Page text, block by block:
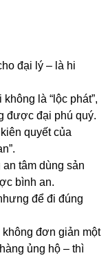
đại lý – là hi
là “lộc phát”,
được đại phú quý.
quyết của
tâm dùng sản
bình an.
để đi đúng
đơn giản một
ủng hộ – thì